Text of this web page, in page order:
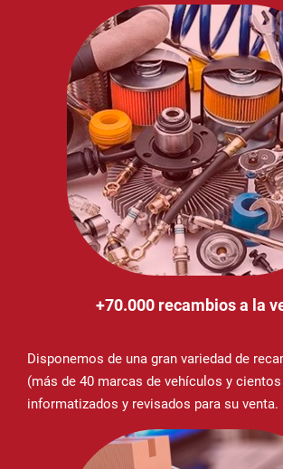
+70.000 recambios a la
Disponemos de una gran variedad de
(más de 40 marcas de vehículos y
informatizados y revisados para su venta.